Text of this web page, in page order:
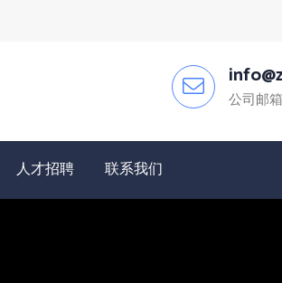
公司邮箱
人才招聘 联系我们